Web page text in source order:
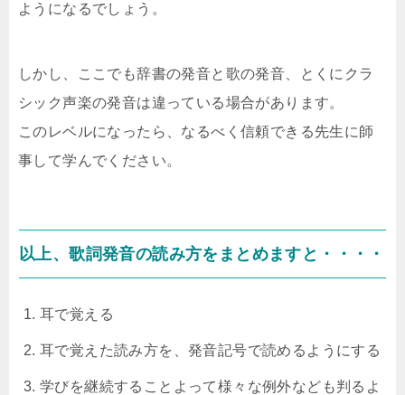
ようになるでしょう。
しかし、ここでも辞書の発音と歌の発音、とくにクラ
シック声楽の発音は違っている場合があります。
このレベルになったら、なるべく信頼できる先生に師
事して学んでください。
以上、歌詞発音の読み方をまとめますと・・・・
耳で覚える
耳で覚えた読み方を、発音記号で読めるようにする
学びを継続することよって様々な例外なども判るよ